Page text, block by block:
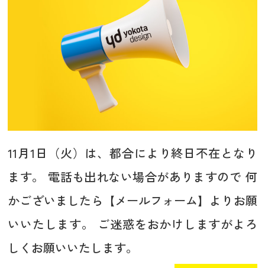
11月1日（火）は、都合により終日不在となり
ます。 電話も出れない場合がありますので 何
かございましたら【メールフォーム】よりお願
いいたします。 ご迷惑をおかけしますがよろ
しくお願いいたします。